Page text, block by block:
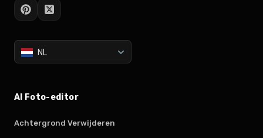
NL
AI Foto-editor
Achtergrond Verwijderen